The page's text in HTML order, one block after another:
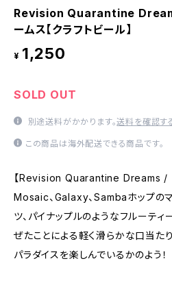
Revision Quarantine
ームス【クラフトビール】
¥ 1,250
SOLD OUT
別途送料がかかります。送料を確認す
この商品は海外配送できる商品です。
【Revision Quarantine Dreams / ク
Mosaic、Galaxy、Sambaホップのマ
ツ、パイナップルのようなフルーテ
ぜたことによる軽く滑らかな口当た
パラダイスを楽しんでいるかのよう！